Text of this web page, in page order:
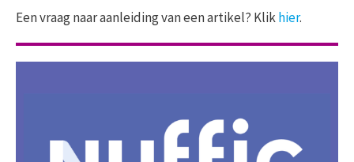
Een vraag naar aanleiding van een artikel? Klikhier.